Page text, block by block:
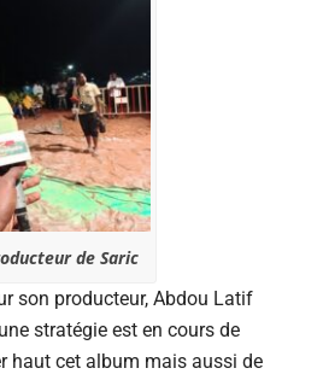
de Saric
son producteur, Abdou Latif
stratégie est en cours de
haut cet album mais aussi de